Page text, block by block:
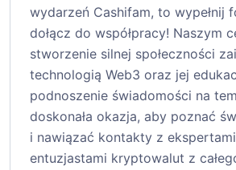
wydarzeń Cashifam, to wypełnij
dołącz do współpracy! Naszym
stworzenie silnej społeczności
technologią Web3 oraz jej
podnoszenie świadomości na
doskonała okazja, aby poznać
i nawiązać kontakty z
entuzjastami kryptowalut z